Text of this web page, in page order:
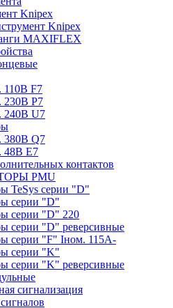
Knipex
Knipex
MAXIFLEX
110В F7
230В P7
240В U7
380В Q7
48В E7
контактов
PMU
TeSys серии "D"
серии "D"
серии "D" 220
серии "D" реверсивные
серии "F" Iном. 115А-
серии "K"
серии "K" реверсивные
сигнализация